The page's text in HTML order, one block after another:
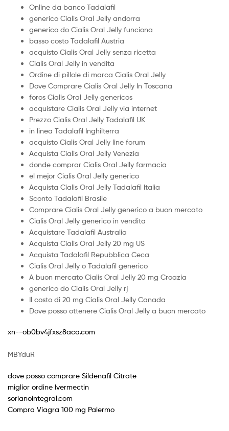
Online da banco Tadalafil
generico Cialis Oral Jelly andorra
generico do Cialis Oral Jelly funciona
basso costo Tadalafil Austria
acquisto Cialis Oral Jelly senza ricetta
Cialis Oral Jelly in vendita
Ordine di pillole di marca Cialis Oral Jelly
Dove Comprare Cialis Oral Jelly In Toscana
foros Cialis Oral Jelly genericos
acquistare Cialis Oral Jelly via internet
Prezzo Cialis Oral Jelly Tadalafil UK
in linea Tadalafil Inghilterra
acquisto Cialis Oral Jelly line forum
Acquista Cialis Oral Jelly Venezia
donde comprar Cialis Oral Jelly farmacia
el mejor Cialis Oral Jelly generico
Acquista Cialis Oral Jelly Tadalafil Italia
Sconto Tadalafil Brasile
Comprare Cialis Oral Jelly generico a buon mercato
Cialis Oral Jelly generico in vendita
Acquistare Tadalafil Australia
Acquista Cialis Oral Jelly 20 mg US
Acquista Tadalafil Repubblica Ceca
Cialis Oral Jelly o Tadalafil generico
A buon mercato Cialis Oral Jelly 20 mg Croazia
generico do Cialis Oral Jelly rj
Il costo di 20 mg Cialis Oral Jelly Canada
Dove posso ottenere Cialis Oral Jelly a buon mercato
xn--ob0bv4jfxsz8aca.com
MBYduR
dove posso comprare Sildenafil Citrate
miglior ordine Ivermectin
sorianointegral.com
Compra Viagra 100 mg Palermo